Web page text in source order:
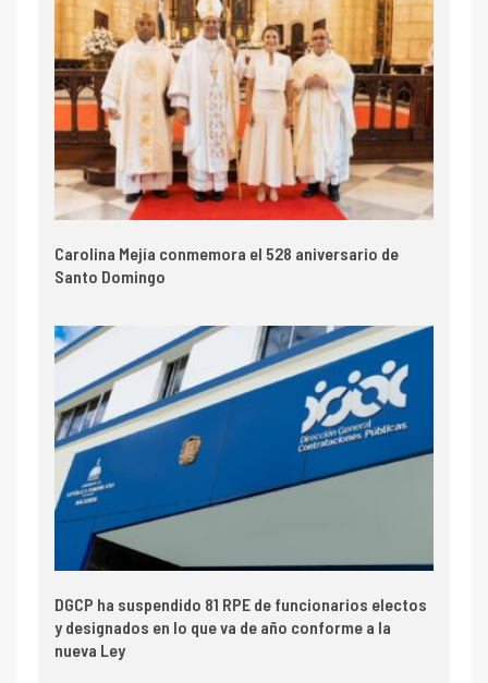
Carolina Mejía conmemora el 528 aniversario de
Santo Domingo
DGCP ha suspendido 81 RPE de funcionarios electos
y designados en lo que va de año conforme a la
nueva Ley